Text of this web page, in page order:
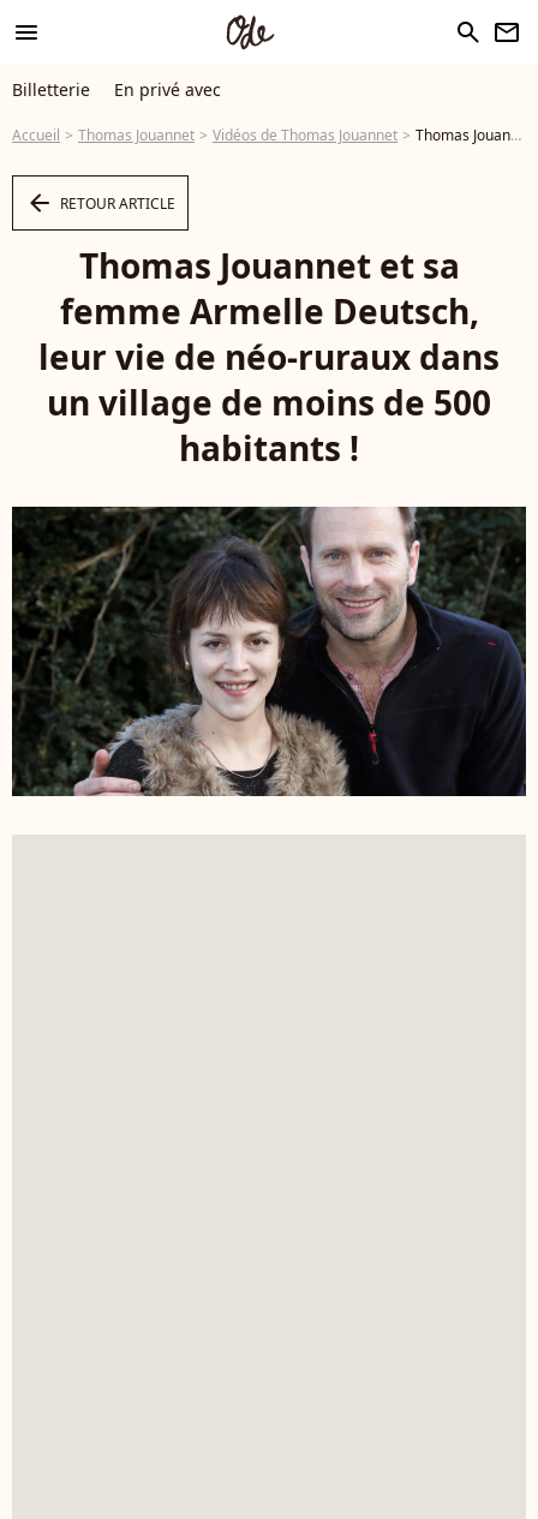
menu search newsletter
Billetterie En privé avec
Accueil Thomas Jouannet Vidéos de Thomas Jouannet Thomas Jouannet et sa femme Armelle Deutsch, leur vie de néo-ruraux dans un village de moins de 500 habitants ! - Vidéo
arrow_left RETOUR ARTICLE
Thomas Jouannet et sa
femme Armelle Deutsch,
leur vie de néo-ruraux dans
un village de moins de 500
habitants !